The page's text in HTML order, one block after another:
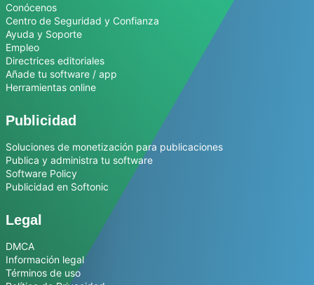
Conócenos
Centro de Seguridad y Confianza
Ayuda y Soporte
Empleo
Directrices editoriales
Añade tu software / app
Herramientas online
Publicidad
Soluciones de monetización para publicaciones
Publica y administra tu software
Software Policy
Publicidad en Softonic
Legal
DMCA
Información legal
Términos de uso